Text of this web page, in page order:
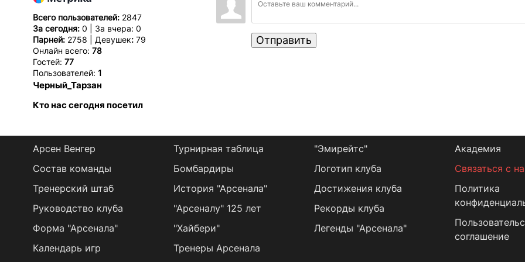
Всего пользователей: 2847
За сегодня: 0 | За вчера: 0
Парней: 2758 | Девушек:79
Онлайн всего: 78
Гостей: 77
Пользователей: 1
Черный_Тарзан
Кто нас сегодня посетил
Отправить
Арсен Венгер
Состав команды
Тренерский штаб
Руководство клуба
Форма "Арсенала"
Календарь игр
Турнирная таблица
Бомбардиры
История "Арсенала"
"Арсеналу" 125 лет
"Хайбери"
Тренеры Арсенала
"Эмирейтс"
Логотип клуба
Достижения клуба
Рекорды клуба
Легенды "Арсенала"
Академия
Связаться с
Политика
соглашение